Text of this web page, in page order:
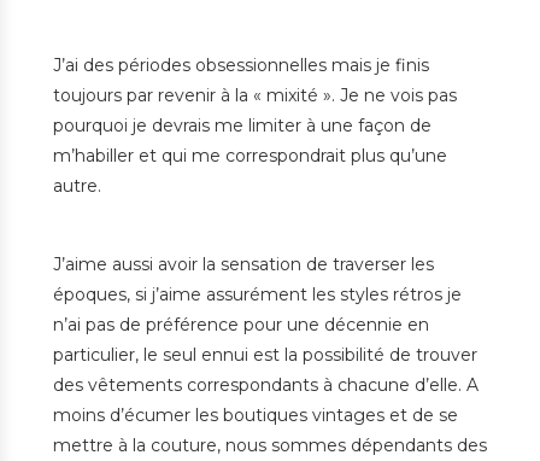
J’ai des périodes obsessionnelles mais je finis
toujours par revenir à la « mixité ». Je ne vois pas
pourquoi je devrais me limiter à une façon de
m’habiller et qui me correspondrait plus qu’une
autre.
J’aime aussi avoir la sensation de traverser les
époques, si j’aime assurément les styles rétros je
n’ai pas de préférence pour une décennie en
particulier, le seul ennui est la possibilité de trouver
des vêtements correspondants à chacune d’elle. A
moins d’écumer les boutiques vintages et de se
mettre à la couture, nous sommes dépendants des